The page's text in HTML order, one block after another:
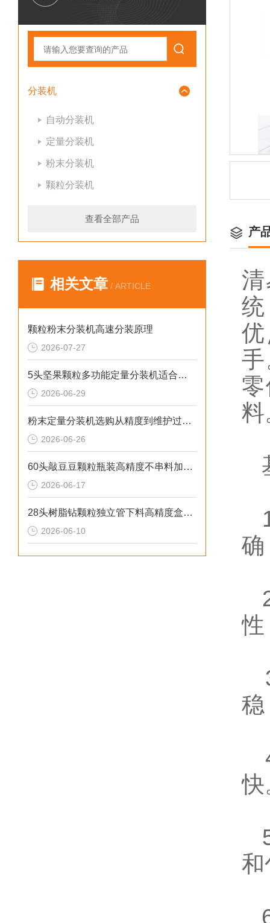
分装机
自动分装机
定量分装机
粉末分装机
颗粒分装机
查看全部产品
相关文章 / ARTICLE
颗粒粉末分装机高速分装原理
2026-07-27
5头坚果颗粒多功能定量分装机适合小作坊
2026-06-29
粉末定量分装机选购从精度到维护过程的步骤
2026-06-26
60头敲豆豆颗粒瓶装高精度不串料加大料仓定量分装机非标定制
2026-06-17
28头树脂钻颗粒独立管下料高精度盒装分装机性价比高
2026-06-10
产
料
确
性
稳
快
和